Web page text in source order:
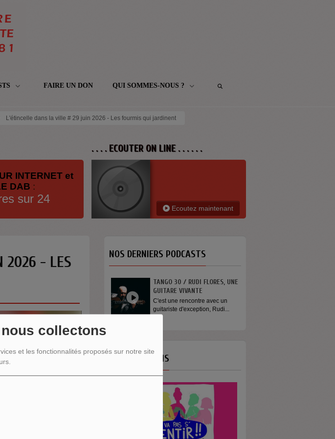
collectons
et les fonctionnalités proposés sur notre site
FAIRE UN DON QUI SOMMES-NOUS ?
L'étincelle dans la ville # 29 juin 2026 - Les fourmis qui jardinent
INTERNET et
DAB :
sur 24
. . . . ECOUTER ON LINE . . . . . .
Ecoutez maintenant
2026 - LES
NOS DERNIERS PODCASTS
TANGO 30 / RUDI FLORES, UNE
GUITARE VIVANTE
C'est une rencontre avec un
guitariste d'exception, Rudi...
NOS ÉMISSIONS